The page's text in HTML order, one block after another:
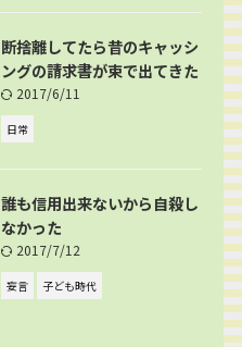
断捨離してたら昔のキャッシ
ングの請求書が束で出てきた
2017/6/11
日常
誰も信用出来ないから自殺し
なかった
2017/7/12
妄言 子ども時代